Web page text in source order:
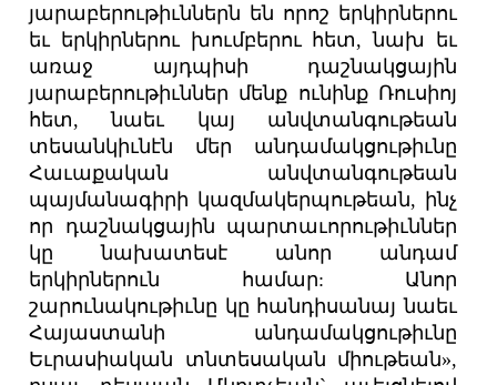
յարաբերութիւններն են որոշ երկիրներու
եւ երկիրներու խումբերու հետ, նախ եւ
առաջ այդպիսի դաշնակցային
յարաբերութիւններ մենք ունինք Ռուսիոյ
հետ, նաեւ կայ անվտանգութեան
տեսանկիւնէն մեր անդամակցութիւնը
Հաւաքական անվտանգութեան
պայմանագիրի կազմակերպութեան, ինչ
որ դաշնակցային պարտաւորութիւններ
կը նախատեսէ անոր անդամ
երկիրներուն համար: Անոր
շարունակութիւնը կը հանդիսանայ նաեւ
Հայաստանի անդամակցութիւնը
Եւրասիական տնտեսական միութեան»,